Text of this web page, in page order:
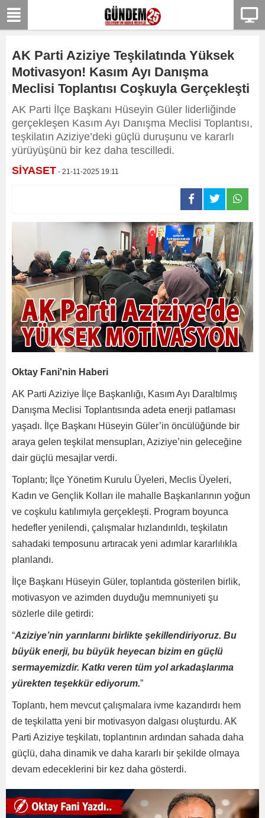
AK Parti Aziziye Teşkilatında Yüksek
Motivasyon! Kasım Ayı Danışma
Meclisi Toplantısı Coşkuyla Gerçekleşti
AK Parti İlçe Başkanı Hüseyin Güler liderliğinde
gerçekleşen Kasım Ayı Danışma Meclisi Toplantısı,
teşkilatın Aziziye’deki güçlü duruşunu ve kararlı
yürüyüşünü bir kez daha tescilledi.
SİYASET - 21-11-2025 19:11
Oktay Fani'nin Haberi
AK Parti Aziziye İlçe Başkanlığı, Kasım Ayı Daraltılmış
Danışma Meclisi Toplantısında adeta enerji patlaması
yaşadı. İlçe Başkanı Hüseyin Güler’in öncülüğünde bir
araya gelen teşkilat mensupları, Aziziye’nin geleceğine
dair güçlü mesajlar verdi.
Toplantı; İlçe Yönetim Kurulu Üyeleri, Meclis Üyeleri,
Kadın ve Gençlik Kolları ile mahalle Başkanlarının yoğun
ve coşkulu katılımıyla gerçekleşti. Program boyunca
hedefler yenilendi, çalışmalar hızlandırıldı, teşkilatın
sahadaki temposunu artıracak yeni adımlar kararlılıkla
planlandı.
İlçe Başkanı Hüseyin Güler, toplantıda gösterilen birlik,
motivasyon ve azimden duyduğu memnuniyeti şu
sözlerle dile getirdi:
“Aziziye’nin yarınlarını birlikte şekillendiriyoruz. Bu
büyük enerji, bu büyük heyecan bizim en güçlü
sermayemizdir. Katkı veren tüm yol arkadaşlarıma
yürekten teşekkür ediyorum.”
Toplantı, hem mevcut çalışmalara ivme kazandırdı hem
de teşkilatta yeni bir motivasyon dalgası oluşturdu. AK
Parti Aziziye teşkilatı, toplantının ardından sahada daha
güçlü, daha dinamik ve daha kararlı bir şekilde olmaya
devam edeceklerini bir kez daha gösterdi.